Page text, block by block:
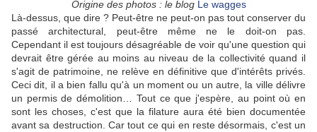
Origine des photos : le blog Le wagges
Là-dessus, que dire ? Peut-être ne peut-on pas tout conserver du
passé architectural, peut-être même ne le doit-on pas.
Cependant il est toujours désagréable de voir qu'une question qui
devrait être gérée au moins au niveau de la collectivité quand il
s'agit de patrimoine, ne relève en définitive que d'intérêts privés.
Ceci dit, il a bien fallu qu'à un moment ou un autre, la ville délivre
un permis de démolition… Tout ce que j'espère, au point où en
sont les choses, c'est que la filature aura été bien documentée
avant sa destruction. Car tout ce qui en reste désormais, c'est un